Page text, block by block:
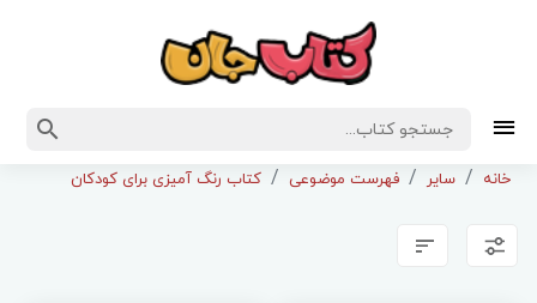
خانه سایر فهرست موضوعی کتاب رنگ آمیزی برای کودکان